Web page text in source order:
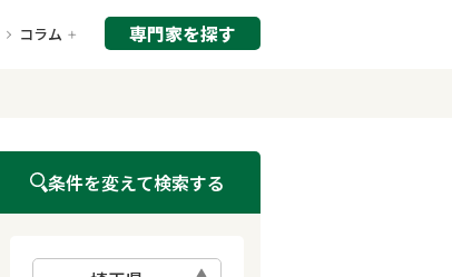
コラム 専門家を探す
条件を変えて検索する